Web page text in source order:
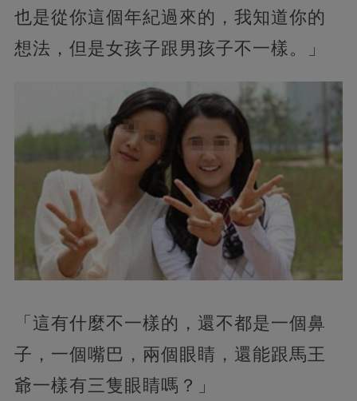
也是從你這個年紀過來的，我知道你的
想法，但是女孩子跟男孩子不一樣。」
「這有什麼不一樣的，還不都是一個鼻
子，一個嘴巴，兩個眼睛，還能跟馬王
爺一樣有三隻眼睛嗎？」